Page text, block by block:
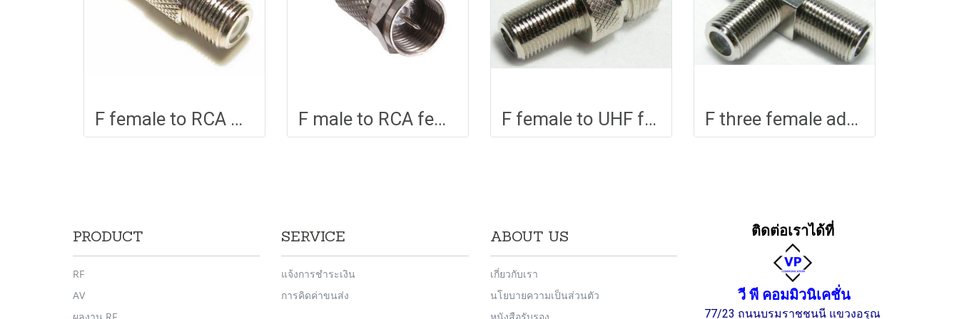
F female to RCA male adapter F male to RCA female adapter F female to UHF female adapter F three female adapter
PRODUCT
RF
AV
SERVICE
แจ้งการชำระเงิน
การคิดค่าขนส่ง
ABOUT US
เกี่ยวกับเรา
นโยบายความเป็นส่วนตัว
ติดต่อเราได้ที่
วี พี คอมมิวนิเคชั่น
77/23 ถนนบรมราชชนนี แขวงอรุณ